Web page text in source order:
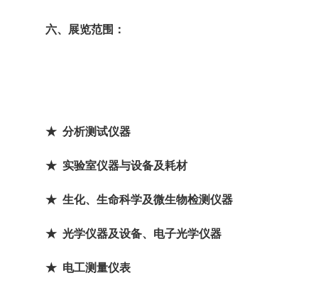
六、展览范围：
★ 分析测试仪器
★ 实验室仪器与设备及耗材
★ 生化、生命科学及微生物检测仪器
★ 光学仪器及设备、电子光学仪器
★ 电工测量仪表